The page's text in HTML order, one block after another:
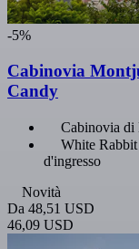
-5%
Cabinovia
Candy
Cabinovia di
White
d'ingresso
Novità
Da 48,51 USD
46,09 USD